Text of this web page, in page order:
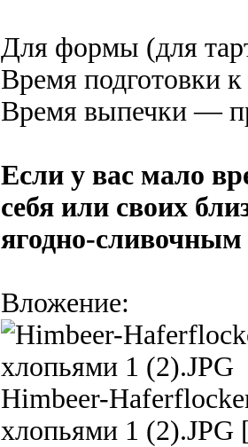
Для формы (для
Время подготовки
Время выпечки —
Если у вас мало
себя или своих
ягодно-сливочным
Вложение:
Himbeer-
хлопьями 1